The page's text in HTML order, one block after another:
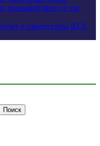
призовой фонд и где
и процессоры RTX